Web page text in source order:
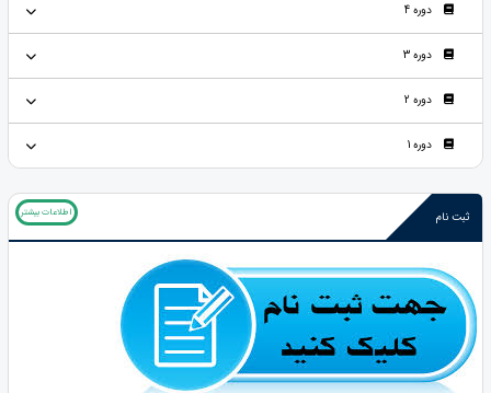
دوره 4
دوره 3
دوره 2
دوره 1
ثبت نام اطلاعات بیشتر